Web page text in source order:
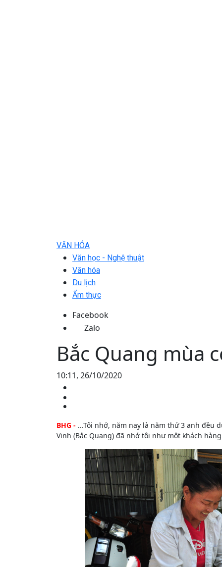
VĂN HÓA
Văn học - Nghệ thuật
Văn hóa
Du lịch
Ẩm thực
Facebook
Zalo
Bắc Quang mùa
10:11, 26/10/2020
BHG - ...Tôi nhớ, năm nay là năm thứ 3 anh đều
Vinh (Bắc Quang) đã nhớ tôi như một khách